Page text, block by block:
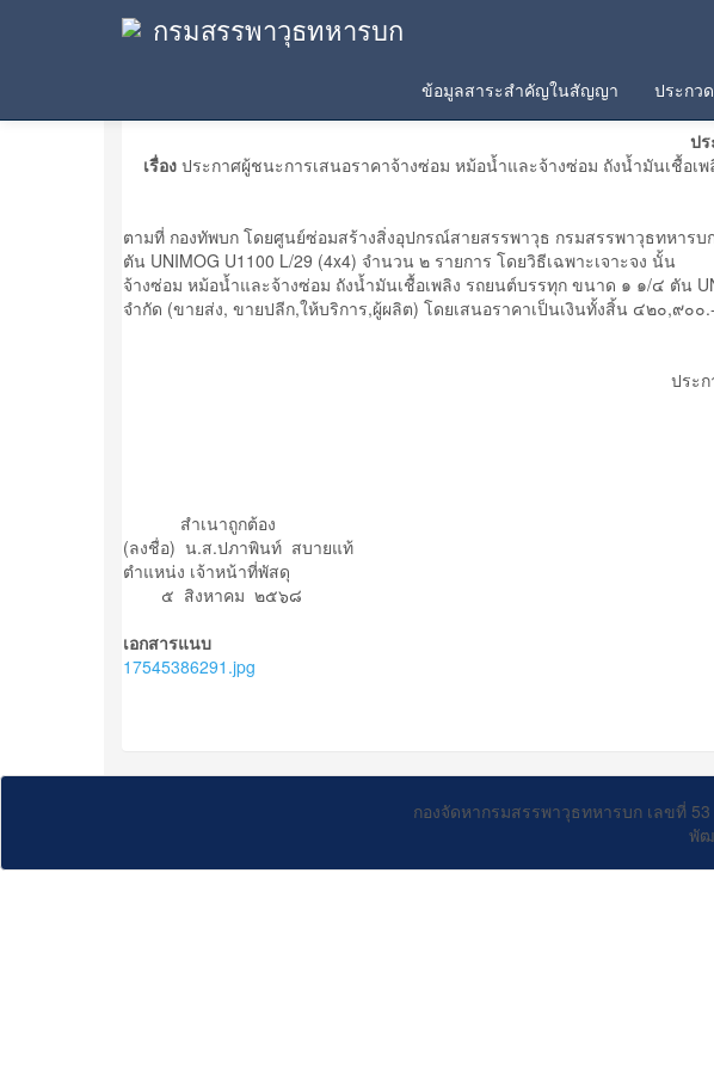
กรมสรรพาวุธทหารบก
ข้อมูลสาระสำคัญในสัญญา ประกว
ประกาศผู้ชนะการเสนอราคา
ปร
เรื่อง ประกาศผู้ชนะการเสนอราคาจ้างซ่อม หม้อน้ำและจ้างซ่อม ถังน้ำมันเชื้อเ
ตามที่ กองทัพบก โดยศูนย์ซ่อมสร้างสิ่งอุปกรณ์สายสรรพาวุธ กรมสรรพาวุธทหา
ตัน UNIMOG U1100 L/29 (4x4) จำนวน ๒ รายการ โดยวิธีเฉพาะเจาะจง นั้น
จ้างซ่อม หม้อน้ำและจ้างซ่อม ถังน้ำมันเชื้อเพลิง รถยนต์บรรทุก ขนาด ๑ ๑/๔ ตัน
จำกัด (ขายส่ง, ขายปลีก,ให้บริการ,ผู้ผลิต) โดยเสนอราคาเป็นเงินทั้งสิ้น ๔๒๐,๙๐
ประ
สำเนาถูกต้อง
(ลงชื่อ) น.ส.ปภาพินท์ สบายแท้
ตำแหน่ง เจ้าหน้าที่พัสดุ
๕ สิงหาคม ๒๕๖๘
เอกสารแนบ
17545386291.jpg
กองจัดหากรมสรรพาวุธทหารบก เลขที่
พัฒ